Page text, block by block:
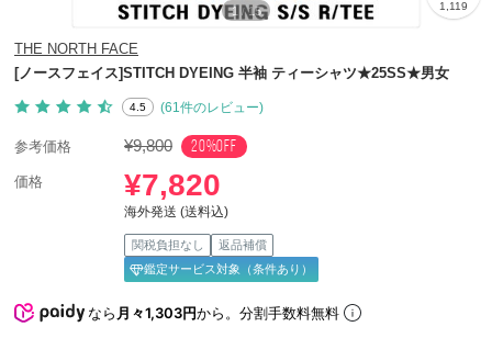
1 / 15 1,119
THE NORTH FACE
[ノースフェイス]STITCH DYEING 半袖 ティーシャツ★25SS★男女
4.5 (61件のレビュー)
参考価格 ¥9,800 20%OFF
価格 ¥7,820
海外発送 (送料込)
関税負担なし
返品補償
鑑定サービス対象（条件あり）
なら 月々1,303円から。分割手数料無料